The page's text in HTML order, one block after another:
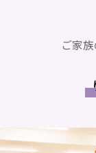
ご家